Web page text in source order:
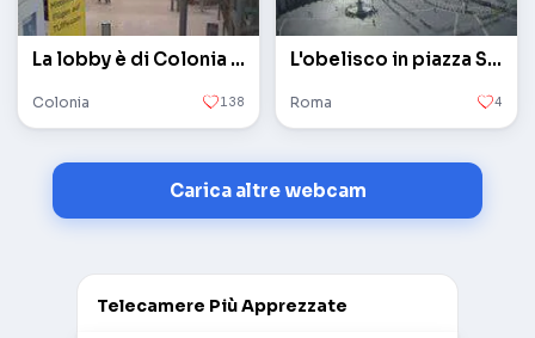
La lobby è di Colonia / Bonn
Colonia 138
L'obelisco in piazza San Pietro in Vaticano
Roma 4
Carica altre webcam
Telecamere Più Apprezzate